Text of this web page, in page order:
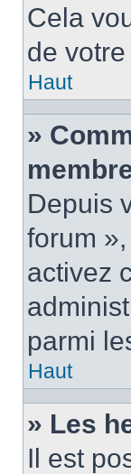
Cela
de
Haut
»
Depuis
forum
activez
parmi
Haut
» Les
Il est